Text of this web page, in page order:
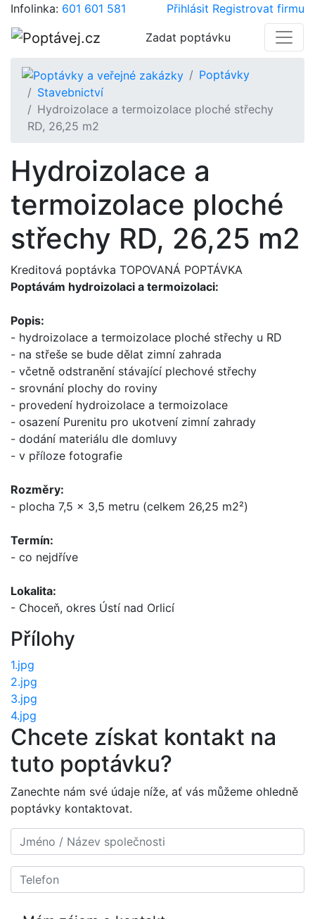
Infolinka: 601 601 581 Přihlásit Registrovat firmu
Zadat poptávku
Poptávky
Stavebnictví
Hydroizolace a termoizolace ploché střechy
RD, 26,25 m2
Hydroizolace a
termoizolace ploché
střechy RD, 26,25 m2
Kreditová poptávka TOPOVANÁ POPTÁVKA
Poptávám hydroizolaci a termoizolaci:
Popis:
- hydroizolace a termoizolace ploché střechy u RD
- na střeše se bude dělat zimní zahrada
- včetně odstranění stávající plechové střechy
- srovnání plochy do roviny
- provedení hydroizolace a termoizolace
- osazení Purenitu pro ukotvení zimní zahrady
- dodání materiálu dle domluvy
- v příloze fotografie
Rozměry:
- plocha 7,5 x 3,5 metru (celkem 26,25 m2²)
Termín:
- co nejdříve
Lokalita:
- Choceň, okres Ústí nad Orlicí
Přílohy
1.jpg
2.jpg
3.jpg
4.jpg
Chcete získat kontakt na
tuto poptávku?
Zanechte nám své údaje níže, ať vás můžeme ohledně
poptávky kontaktovat.